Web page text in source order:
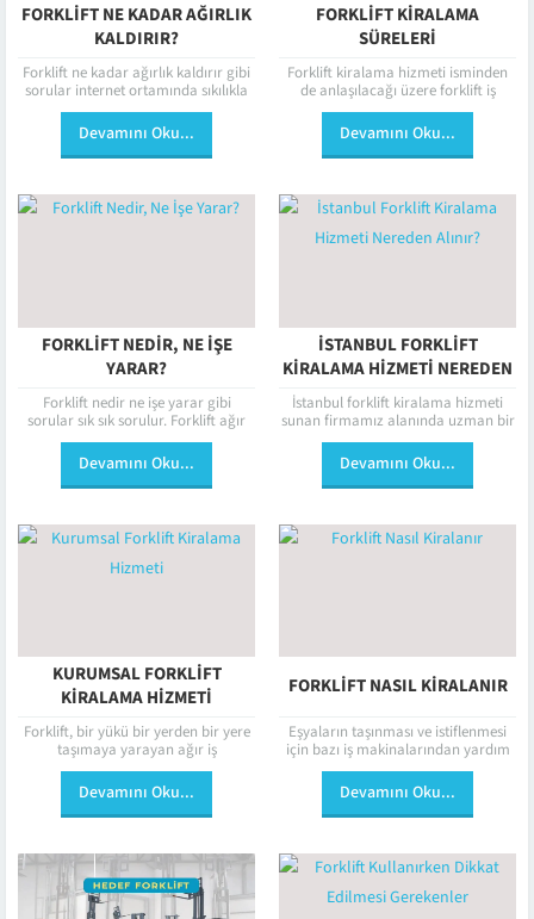
FORKLIFT NE KADAR AĞIRLIK
KALDIRIR?
Forklift ne kadar ağırlık kaldırır gibi
sorular internet ortamında sıkılıkla
aratılır. Bu da aslında bu araçların
ne kadar merak edildiğinin...
Devamını Oku...
FORKLIFT KIRALAMA
SÜRELERI
Forklift kiralama hizmeti isminden
de anlaşılacağı üzere forklift iş
makinelerinin müşteriler tarafından
belirli süreliğine kiralanmasıdır.
Deneyimli ve çalışkan forklift
firması...
Devamını Oku...
FORKLIFT NEDIR, NE İŞE
YARAR?
Forklift nedir ne işe yarar gibi
sorular sık sık sorulur. Forklift ağır
yükleri öndeki iki çatal ile rahatça
kaldırabilme özelliğinin...
Devamını Oku...
İSTANBUL FORKLIFT
KIRALAMA HIZMETI NEREDEN
ALINIR?
İstanbul forklift kiralama hizmeti
sunan firmamız alanında uzman bir
kadroya sahiptir. İstanbul geneline
verdiğimiz hizmetle işinizde büyük
bir hız kazanacaksınız....
Devamını Oku...
KURUMSAL FORKLIFT
KIRALAMA HIZMETI
Forklift, bir yükü bir yerden bir yere
taşımaya yarayan ağır iş
makineleridir. Bazı yükler insanların
kaldıramayacağı ağırlıkta olur.
Bunun için...
Devamını Oku...
FORKLIFT NASIL KIRALANIR
Eşyaların taşınması ve istiflenmesi
için bazı iş makinalarından yardım
alınması gerekmektedir. Forkliftler
özellikle bu amaç için kullanılan iş
makinalarıdır. Forklift...
Devamını Oku...